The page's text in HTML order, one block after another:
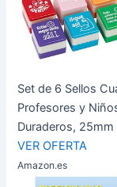
Set de 6 Sellos
Profesores y
Duraderos,
VER OFERTA
Amazon.es